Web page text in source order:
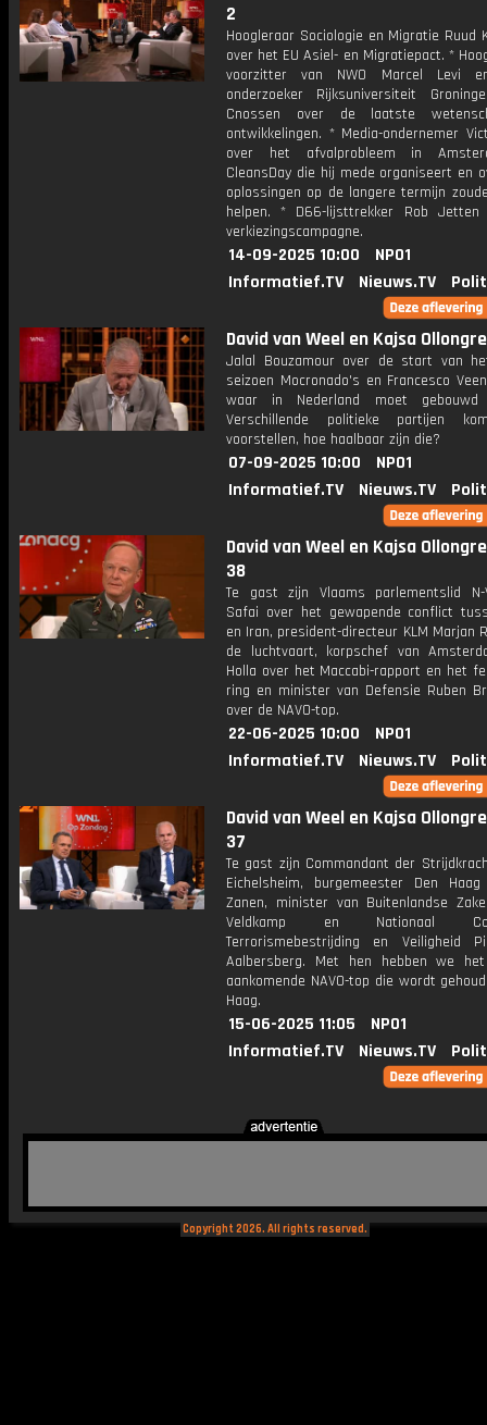
2
Hoogleraar Sociologie en Migratie Ruud
over het EU Asiel- en Migratiepact. *
voorzitter van NWO Marcel Levi
onderzoeker Rijksuniversiteit
Cnossen over de laatste
ontwikkelingen. * Media-ondernemer
over het afvalprobleem in
CleansDay die hij mede organiseert en
oplossingen op de langere termijn
helpen. * D66-lijsttrekker Rob
verkiezingscampagne.
14-09-2025 10:00
NPO1
Informatief.TV
Nieuws.TV
David van Weel en Kajsa
Jalal Bouzamour over de start van
seizoen Mocronado's en Francesco
waar in Nederland moet gebouwd
Verschillende politieke partijen
voorstellen, hoe haalbaar zijn die?
07-09-2025 10:00
NPO1
Informatief.TV
Nieuws.TV
David van Weel en Kajsa
38
Te gast zijn Vlaams parlementslid N-
Safai over het gewapende conflict
en Iran, president-directeur KLM Marjan
de luchtvaart, korpschef van
Holla over het Maccabi-rapport en het
ring en minister van Defensie Ruben
over de NAVO-top.
22-06-2025 10:00
NPO1
Informatief.TV
Nieuws.TV
David van Weel en Kajsa
37
Te gast zijn Commandant der
Eichelsheim, burgemeester Den
Zanen, minister van Buitenlandse
Veldkamp en Nationaal
Terrorismebestrijding en Veiligheid
Aalbersberg. Met hen hebben we
aankomende NAVO-top die wordt
Haag.
15-06-2025 11:05
NPO1
Informatief.TV
Nieuws.TV
Copyright 2026. All rights reserved.